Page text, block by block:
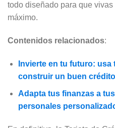
todo diseñado para que vivas
máximo.
Contenidos relacionados:
Invierte en tu futuro:
construir un buen crédito
Adapta tus finanzas a
personales